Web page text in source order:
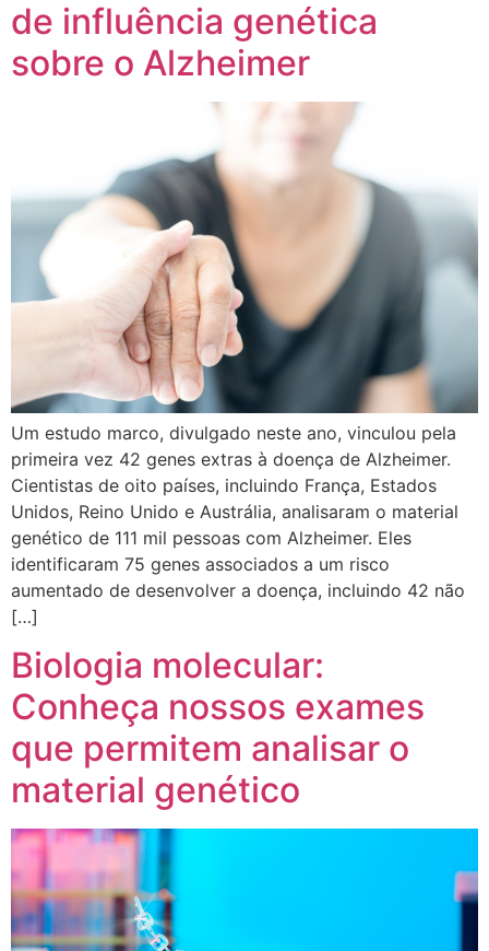
de influência genética
sobre o Alzheimer
Um estudo marco, divulgado neste ano, vinculou pela
primeira vez 42 genes extras à doença de Alzheimer.
Cientistas de oito países, incluindo França, Estados
Unidos, Reino Unido e Austrália, analisaram o material
genético de 111 mil pessoas com Alzheimer. Eles
identificaram 75 genes associados a um risco
aumentado de desenvolver a doença, incluindo 42 não
[…]
Biologia molecular:
Conheça nossos exames
que permitem analisar o
material genético